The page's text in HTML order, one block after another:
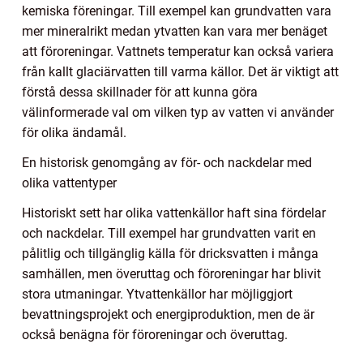
kemiska föreningar. Till exempel kan grundvatten vara
mer mineralrikt medan ytvatten kan vara mer benäget
att föroreningar. Vattnets temperatur kan också variera
från kallt glaciärvatten till varma källor. Det är viktigt att
förstå dessa skillnader för att kunna göra
välinformerade val om vilken typ av vatten vi använder
för olika ändamål.
En historisk genomgång av för- och nackdelar med
olika vattentyper
Historiskt sett har olika vattenkällor haft sina fördelar
och nackdelar. Till exempel har grundvatten varit en
pålitlig och tillgänglig källa för dricksvatten i många
samhällen, men överuttag och föroreningar har blivit
stora utmaningar. Ytvattenkällor har möjliggjort
bevattningsprojekt och energiproduktion, men de är
också benägna för föroreningar och överuttag.